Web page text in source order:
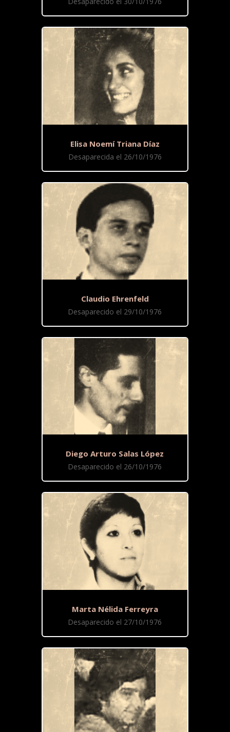
Elisa Noemí Triana Díaz
Desaparecida el 26/10/1976
Claudio Ehrenfeld
Desaparecido el 29/10/1976
Diego Arturo Salas López
Desaparecido el 26/10/1976
Marta Nélida Ferreyra
Desaparecido el 27/10/1976